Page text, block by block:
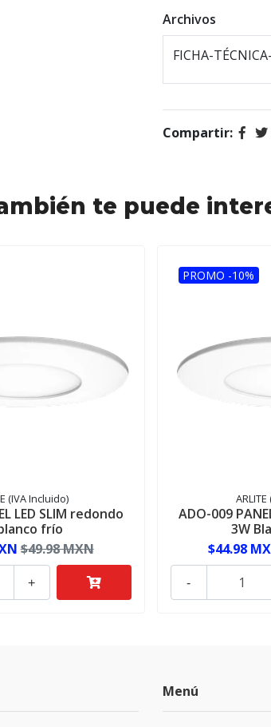
Archivos
FICHA-
Compartir:
te puede
(IVA Incluido)
LED SLIM redondo
frío
$49.98 MXN
+
PROMO -10%
ADO-009
3W
$44.98
-
Menú